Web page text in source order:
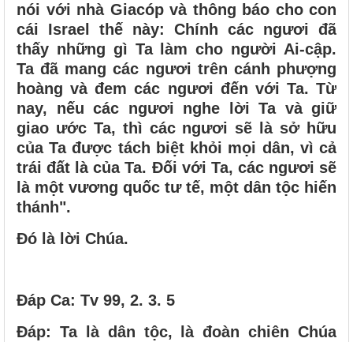
nói với nhà Giacóp và thông báo cho con
cái Israel thế này: Chính các ngươi đã
thấy những gì Ta làm cho người Ai-cập.
Ta đã mang các ngươi trên cánh phượng
hoàng và đem các ngươi đến với Ta. Từ
nay, nếu các ngươi nghe lời Ta và giữ
giao ước Ta, thì các ngươi sẽ là sở hữu
của Ta được tách biệt khỏi mọi dân, vì cả
trái đất là của Ta. Ðối với Ta, các ngươi sẽ
là một vương quốc tư tế, một dân tộc hiến
thánh".
Ðó là lời Chúa.
Ðáp Ca: Tv 99, 2. 3. 5
Ðáp: Ta là dân tộc, là đoàn chiên Chúa